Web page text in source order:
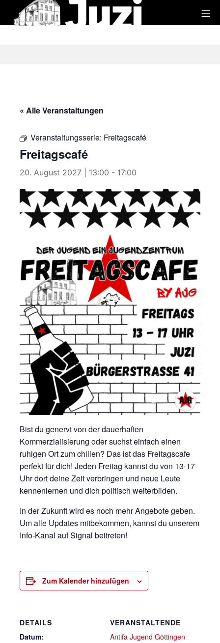
Inhalt
« Alle Veranstaltungen
Veranstaltungsserie: Freitagscafé
Freitagscafé
20. August 2027 | 13:00 - 17:00
Bist du genervt von der dauerhaften
Kommerzialisierung oder suchst einfach einen
ruhigen Ort zum chillen? Das ist das Freitagscafe
perfekt für dich! Jeden Freitag kannst du von 13-17
Uhr dort deine Zeit verbringen und neue Leute
kennenlernen und dich politisch weiterbilden.
In der Zukunft wird es noch mehr Angebote geben.
Um alle Updates mitbekommen, kannst du unserem
Info-Kanal auf Signal beitreten!
Zum Kalender hinzufügen
DETAILS
Datum:
VERANSTALTENDE
Antifa Jugend Göttingen